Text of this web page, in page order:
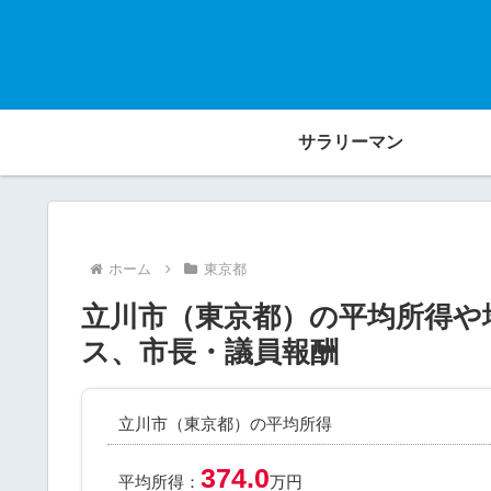
サラリーマン
ホーム 東京都
立川市（東京都）の平均所得
ス、市長・議員報酬
立川市（東京都）の平均所得
平均所得： 374.0万円